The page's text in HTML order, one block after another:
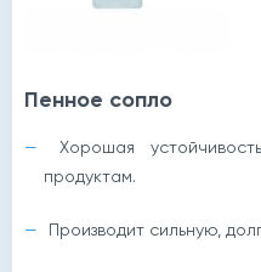
Пенное сопло
Хорошая
продуктам.
Производит сильную,